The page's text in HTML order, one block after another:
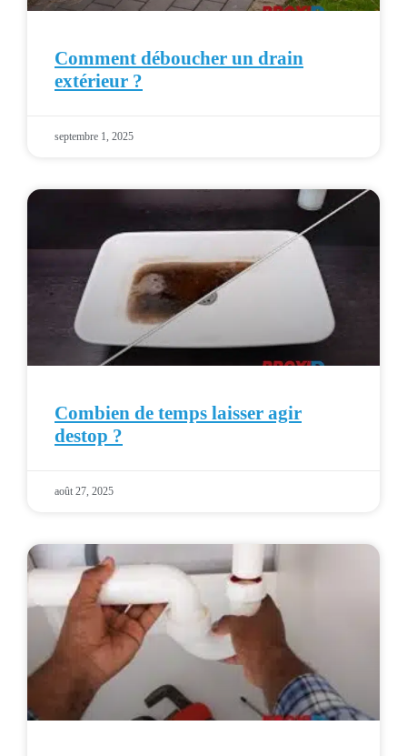
Comment déboucher un drain
extérieur ?
septembre 1, 2025
Combien de temps laisser agir
destop ?
août 27, 2025